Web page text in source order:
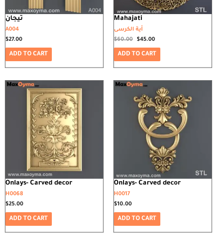
تيجان
A004
$27.00
ADD TO CART
Mahajati
أية الكرسى
$60.00 $45.00
ADD TO CART
Onlays- Carved decor
H0068
$25.00
ADD TO CART
Onlays- Carved decor
H0017
$10.00
ADD TO CART